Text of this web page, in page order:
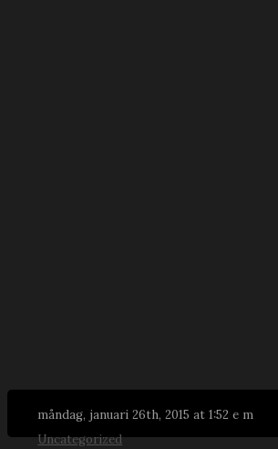
måndag, januari 26th, 2015 at 1:52 e m
Uncategorized